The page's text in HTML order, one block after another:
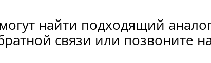
найти подходящий
связи или